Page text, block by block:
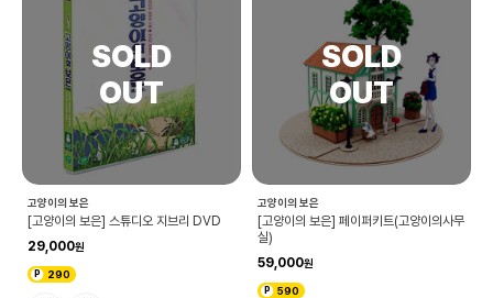
고양이의 보은
[고양이의 보은] 스튜디오 지브리 DVD
29,000
290
고양이의 보은
[고양이의 보은] 페이퍼키트(고양이의사무
실)
59,000
590